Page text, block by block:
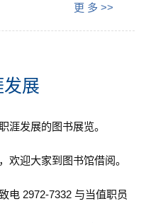
更 多 >>
发展
涯发展的图书展览。
欢迎大家到图书馆借阅。
电 2972-7332 与当值职员